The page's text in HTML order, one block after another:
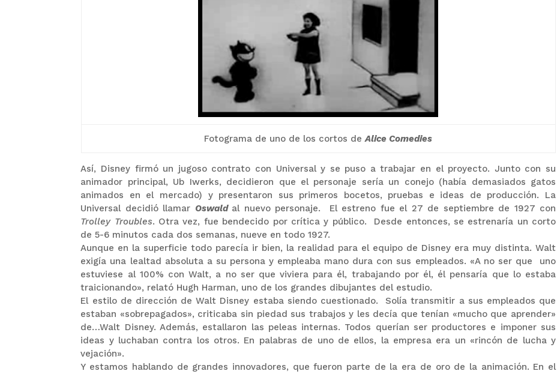
Fotograma de uno de los cortos deAlice Comedies
Así, Disney firmó un jugoso contrato con Universal y se puso a trabajar en el proyecto. Junto con su
animador principal, Ub Iwerks, decidieron que el personaje sería un conejo (había demasiados gatos
animados en el mercado) y presentaron sus primeros bocetos, pruebas e ideas de producción. La
Universal decidió llamar Oswald al nuevo personaje. El estreno fue el 27 de septiembre de 1927 con
Trolley Troubles. Otra vez, fue bendecido por crítica y público. Desde entonces, se estrenaría un corto
de 5-6 minutos cada dos semanas, nueve en todo 1927.
Aunque en la superficie todo parecía ir bien, la realidad para el equipo de Disney era muy distinta. Walt
exigía una lealtad absoluta a su persona y empleaba mano dura con sus empleados. «A no ser que uno
estuviese al 100% con Walt, a no ser que viviera para él, trabajando por él, él pensaría que lo estaba
traicionando», relató Hugh Harman, uno de los grandes dibujantes del estudio.
El estilo de dirección de Walt Disney estaba siendo cuestionado. Solía transmitir a sus empleados que
estaban «sobrepagados», criticaba sin piedad sus trabajos y les decía que tenían «mucho que aprender»
de…Walt Disney. Además, estallaron las peleas internas. Todos querían ser productores e imponer sus
ideas y luchaban contra los otros. En palabras de uno de ellos, la empresa era un «rincón de lucha y
vejación».
Y estamos hablando de grandes innovadores, que fueron parte de la era de oro de la animación. En el